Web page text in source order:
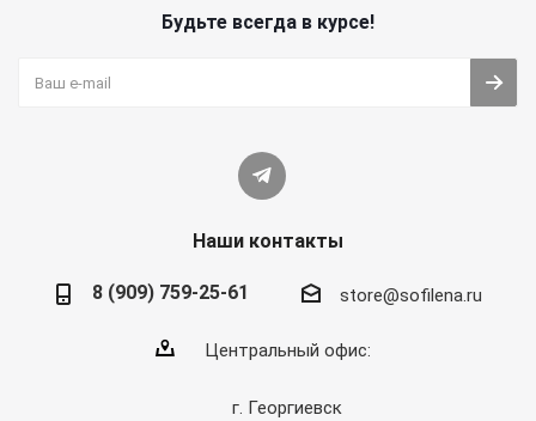
Будьте всегда в курсе!
Наши контакты
8 (909) 759-25-61 store@sofilena.ru
Центральный офис:
г. Георгиевск